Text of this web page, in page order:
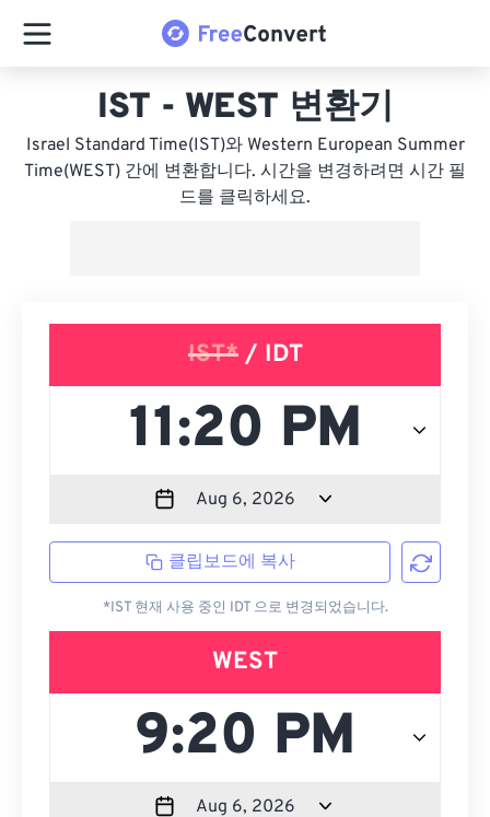
IST - WEST 변환기
Israel Standard Time(IST)와 Western European Summer
Time(WEST) 간에 변환합니다. 시간을 변경하려면 시간 필
드를 클릭하세요.
IST*/ IDT
클립보드에 복사
*IST 현재 사용 중인 IDT 으로 변경되었습니다.
WEST